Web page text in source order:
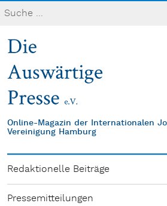
Online-Magazin der Internationalen
Vereinigung Hamburg
Redaktionelle Beiträge
Pressemitteilungen